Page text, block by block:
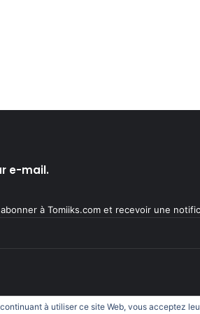
e-mail.
à Tomiiks.com et recevoir une
à utiliser ce site Web, vous acceptez